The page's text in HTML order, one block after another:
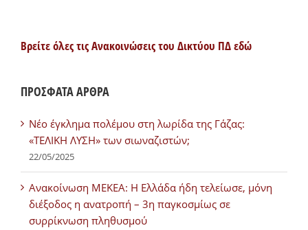
Βρείτε όλες τις Ανακοινώσεις του Δικτύου ΠΔ εδώ
ΠΡΟΣΦΑΤΑ ΑΡΘΡΑ
Νέο έγκλημα πολέμου στη λωρίδα της Γάζας:
«ΤΕΛΙΚΗ ΛΥΣΗ» των σιωναζιστών;
22/05/2025
Ανακοίνωση ΜΕΚΕΑ: Η Ελλάδα ήδη τελείωσε, μόνη
διέξοδος η ανατροπή – 3η παγκοσμίως σε
συρρίκνωση πληθυσμού